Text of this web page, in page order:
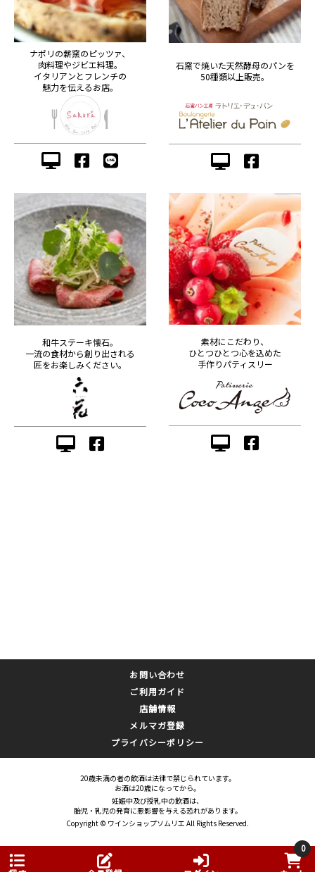
0
ナポリの薪窯のピッツァ、
肉料理やジビエ料理。
イタリアンとフレンチの
魅力を伝えるお店。
石窯で焼いた天然酵母のパンを
50種類以上販売。
和牛ステーキ懐石。
一流の食材から創り出される
匠をお楽しみください。
素材にこだわり、
ひとつひとつ心を込めた
手作りパティスリー
お問い合わせ
ご利用ガイド
店舗情報
メルマガ登録
プライバシーポリシー
20歳未満の者の飲酒は法律で禁じられています。
お酒は20歳になってから。
妊娠中及び授乳中の飲酒は、
胎児・乳児の発育に悪影響を与える恐れがあります。
Copyright © ワインショップソムリエ All Rights Reserved.